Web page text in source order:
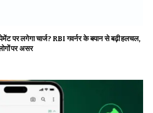
पर लगेगा चार्ज? RBI गवर्नर के बयान से बढ़ी हलचल,
पर असर